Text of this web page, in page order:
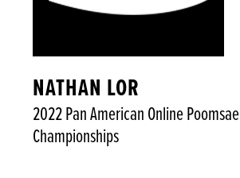
NATHAN LOR
2022 Pan American Online Poomsae
Championships